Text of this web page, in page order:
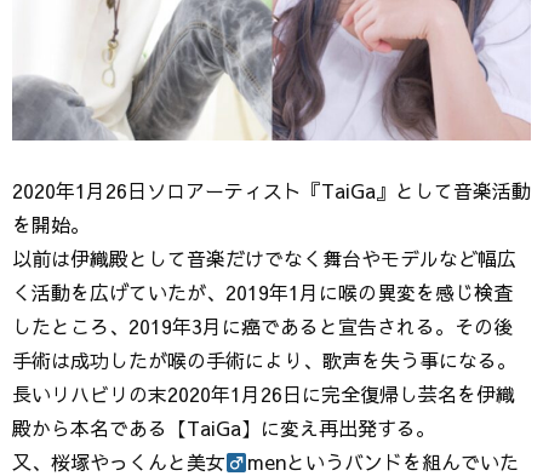
2020年1月26日ソロアーティスト『TaiGa』として音楽活動
を開始。
以前は伊織殿として音楽だけでなく舞台やモデルなど幅広
く活動を広げていたが、2019年1月に喉の異変を感じ検査
したところ、2019年3月に癌であると宣告される。その後
手術は成功したが喉の手術により、歌声を失う事になる。
長いリハビリの末2020年1月26日に完全復帰し芸名を伊織
殿から本名である【TaiGa】に変え再出発する。
又、桜塚やっくんと美女
menというバンドを組んでいた